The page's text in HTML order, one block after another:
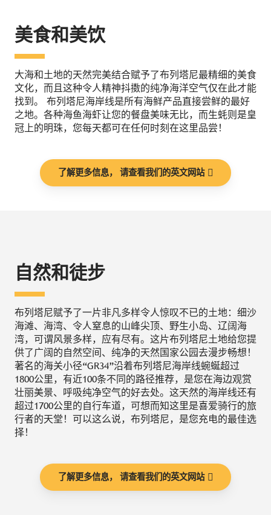
美食和美饮
大海和土地的天然完美结合赋予了布列塔尼最精细的美食
文化，而且这种令人精神抖擞的纯净海洋空气仅在此才能
找到。 布列塔尼海岸线是所有海鲜产品直接尝鲜的最好
之地。各种海鱼海虾让您的餐盘美味无比，而生蚝则是皇
冠上的明珠，您每天都可在任何时刻在这里品尝！
了解更多信息， 请查看我们的英文网站
自然和徒步
布列塔尼赋予了一片非凡多样令人惊叹不已的土地：细沙
海滩、海湾、令人窒息的山峰尖顶、野生小岛、辽阔海
湾，可谓风景多样，应有尽有。这片布列塔尼土地给您提
供了广阔的自然空间、纯净的天然国家公园去漫步畅想！
著名的海关小径“GR34”沿着布列塔尼海岸线蜿蜒超过
1800公里，有近100条不同的路径推荐，是您在海边观赏
壮丽美景、呼吸纯净空气的好去处。这天然的海岸线还有
超过1700公里的自行车道，可想而知这里是喜爱骑行的旅
行者的天堂！可以这么说，布列塔尼，是您充电的最佳选
择！
了解更多信息， 请查看我们的英文网站